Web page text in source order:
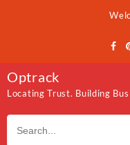
Optrack
Locating Trust. Building